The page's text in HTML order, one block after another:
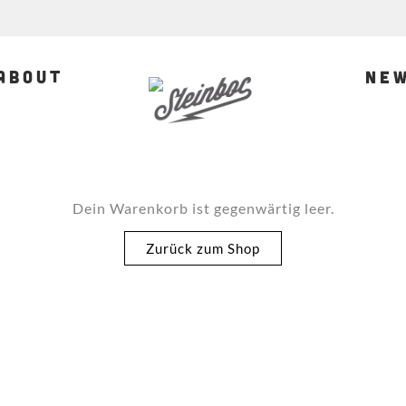
Dein Warenkorb ist gegenwärtig leer.
Zurück zum Shop